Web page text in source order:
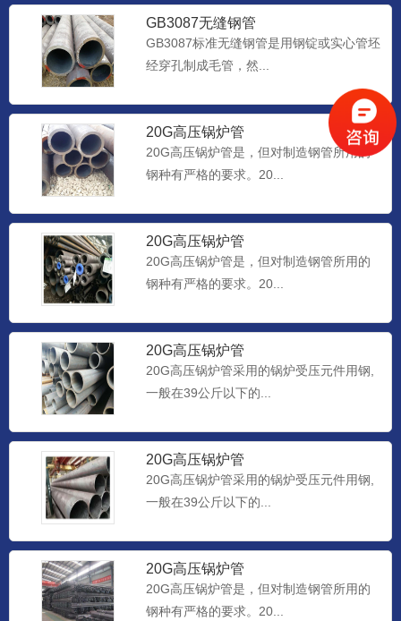
GB3087无缝钢管
GB3087标准无缝钢管是用钢锭或实心管坯
经穿孔制成毛管，然...
20G高压锅炉管
20G高压锅炉管是，但对制造钢管所用的
钢种有严格的要求。20...
20G高压锅炉管
20G高压锅炉管是，但对制造钢管所用的
钢种有严格的要求。20...
20G高压锅炉管
20G高压锅炉管采用的锅炉受压元件用钢,
一般在39公斤以下的...
20G高压锅炉管
20G高压锅炉管采用的锅炉受压元件用钢,
一般在39公斤以下的...
20G高压锅炉管
20G高压锅炉管是，但对制造钢管所用的
钢种有严格的要求。20...